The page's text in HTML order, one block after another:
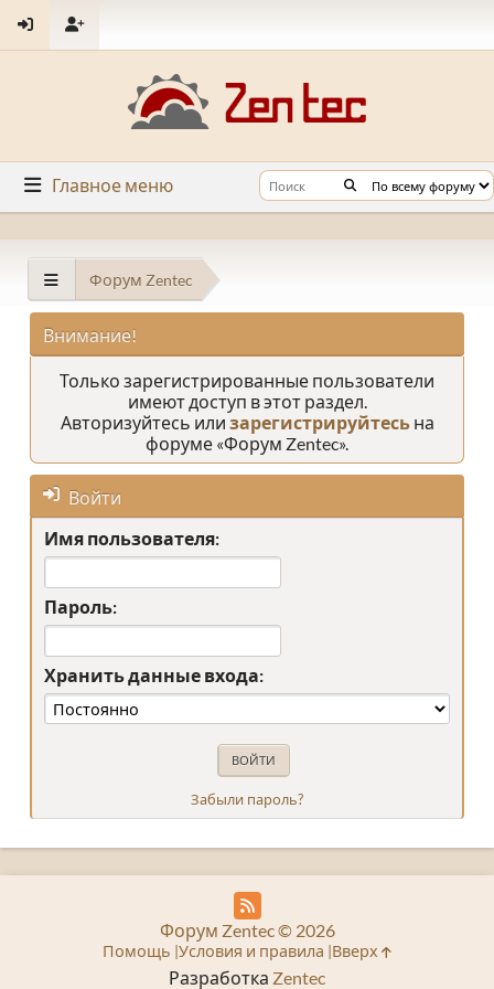
Главное меню
Форум Zentec
Внимание!
Только зарегистрированные пользователи
имеют доступ в этот раздел.
Авторизуйтесь или зарегистрируйтесьна
форуме «Форум Zentec».
Войти
Имя пользователя:
Пароль:
Хранить данные входа:
Забыли пароль?
Разработка Zentec
Форум Zentec © 2026
Помощь Условия и правила Вверх